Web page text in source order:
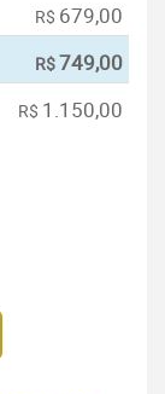
R$ 679,00
R$749,00
R$ 1.150,00